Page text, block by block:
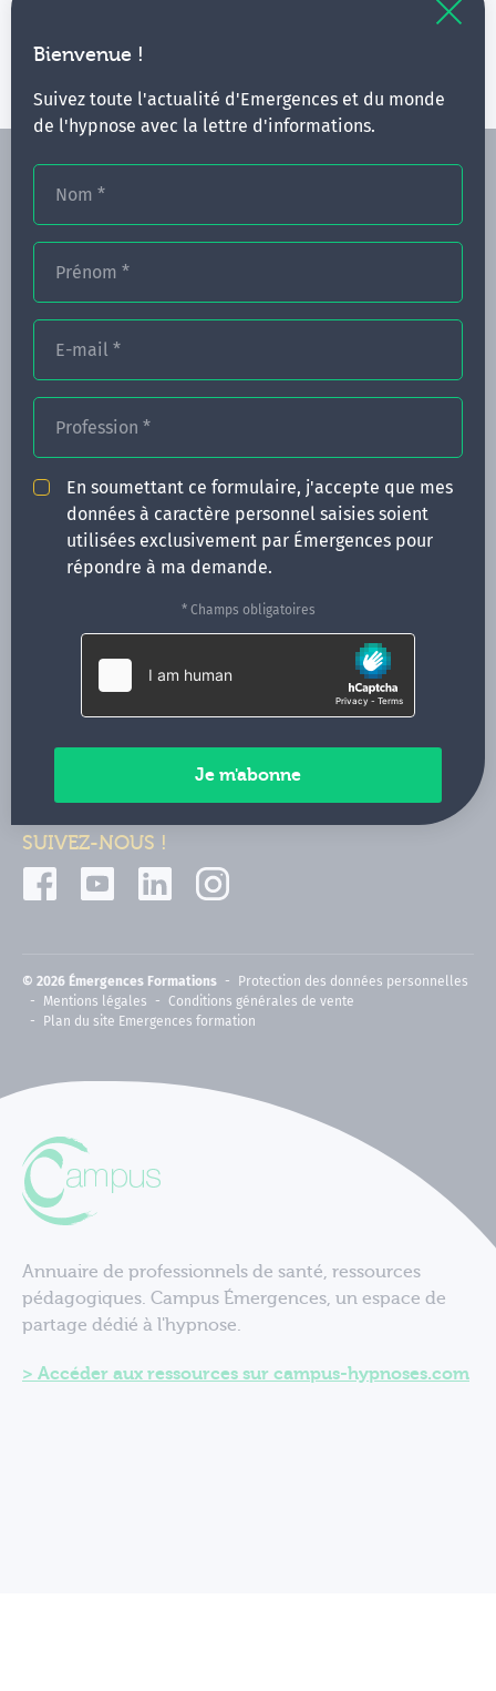
Bienvenue !
Suivez toute l'actualité d'Emergences et du monde
de l'hypnose avec la lettre d'informations.
Nom *
Prénom *
E-mail *
Profession *
En soumettant ce formulaire, j'accepte que mes
données à caractère personnel saisies soient
utilisées exclusivement par Émergences pour
répondre à ma demande.
* Champs obligatoires
Vous pouvez renouveler votre requête en élargissant
CONGRÈS
ACTUALITÉS
INFOS PRATIQUES
Qui sommes-nous ?
CONTACT
35000 Rennes
02 99 05 25 47
Contactez-nous
Paiements sécurisés
SUIVEZ-NOUS !
© 2026 Émergences Formations
Protection des données personnelles
Mentions légales
Conditions générales de vente
Plan du site Emergences formation
Annuaire de professionnels de santé, ressources
pédagogiques. Campus Émergences, un espace de
partage dédié à l'hypnose.
Accéder aux ressources sur campus-hypnoses.com